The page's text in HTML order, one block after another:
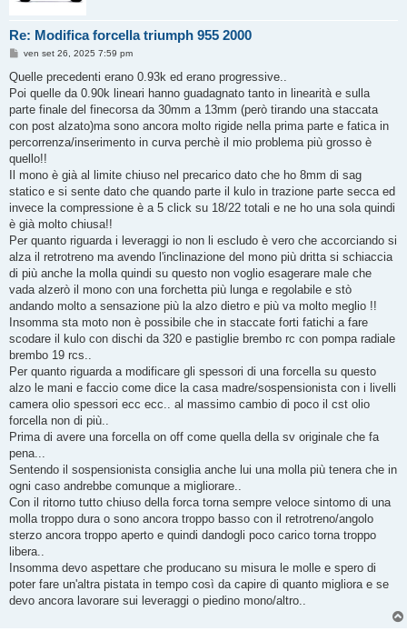
Re: Modifica forcella triumph 955 2000
M
s
a
g
i
o
ven set 26, 2025 7:59 pm
Quelle precedenti erano 0.93k ed erano progressive..
Poi quelle da 0.90k lineari hanno guadagnato tanto in linearità e sulla
parte finale del finecorsa da 30mm a 13mm (però tirando una staccata
con post alzato)ma sono ancora molto rigide nella prima parte e fatica in
percorrenza/inserimento in curva perchè il mio problema più grosso è
quello!!
Il mono è già al limite chiuso nel precarico dato che ho 8mm di sag
statico e si sente dato che quando parte il kulo in trazione parte secca ed
invece la compressione è a 5 click su 18/22 totali e ne ho una sola quindi
è già molto chiusa!!
Per quanto riguarda i leveraggi io non li escludo è vero che accorciando si
alza il retrotreno ma avendo l'inclinazione del mono più dritta si schiaccia
di più anche la molla quindi su questo non voglio esagerare male che
vada alzerò il mono con una forchetta più lunga e regolabile e stò
andando molto a sensazione più la alzo dietro e più va molto meglio !!
Insomma sta moto non è possibile che in staccate forti fatichi a fare
scodare il kulo con dischi da 320 e pastiglie brembo rc con pompa radiale
brembo 19 rcs..
Per quanto riguarda a modificare gli spessori di una forcella su questo
alzo le mani e faccio come dice la casa madre/sospensionista con i livelli
camera olio spessori ecc ecc.. al massimo cambio di poco il cst olio
forcella non di più..
Prima di avere una forcella on off come quella della sv originale che fa
pena...
Sentendo il sospensionista consiglia anche lui una molla più tenera che in
ogni caso andrebbe comunque a migliorare..
Con il ritorno tutto chiuso della forca torna sempre veloce sintomo di una
molla troppo dura o sono ancora troppo basso con il retrotreno/angolo
sterzo ancora troppo aperto e quindi dandogli poco carico torna troppo
libera..
Insomma devo aspettare che producano su misura le molle e spero di
poter fare un'altra pistata in tempo così da capire di quanto migliora e se
devo ancora lavorare sui leveraggi o piedino mono/altro..